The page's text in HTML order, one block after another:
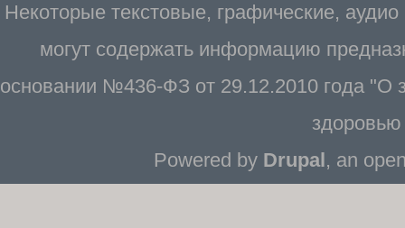
Некоторые текстовые, графические,
могут содержать информацию
основании №436-ФЗ от 29.12.2010 года "О
Powered by Drupal, an